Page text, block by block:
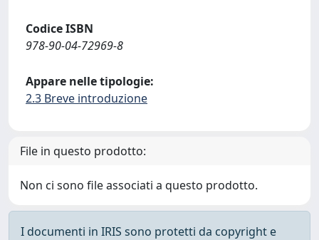
Codice ISBN
978-90-04-72969-8
Appare nelle tipologie:
2.3 Breve introduzione
File in questo prodotto:
Non ci sono file associati a questo prodotto.
I documenti in IRIS sono protetti da copyright e